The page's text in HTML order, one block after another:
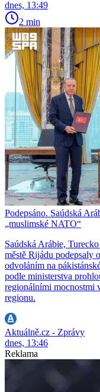
dnes, 13:49
2 min
Podepsáno. Saúdská
„muslimské NATO“
Saúdská Arábie,
městě Rijádu podepsaly
odvoláním na
podle ministerstva
regionálními mocnostmi
regionu.
Aktuálně.cz - Zprávy
dnes, 13:46
Reklama